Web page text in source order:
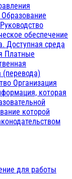
Образование
Руководство
обеспечение
Доступная среда
Платные
Организация
которая
которой
для работы